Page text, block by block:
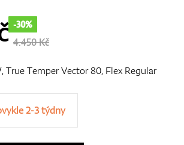
Dárkové poukazy
-30%
4.450 Kč
True Temper Vector 80, Flex Regular
2-3 týdny